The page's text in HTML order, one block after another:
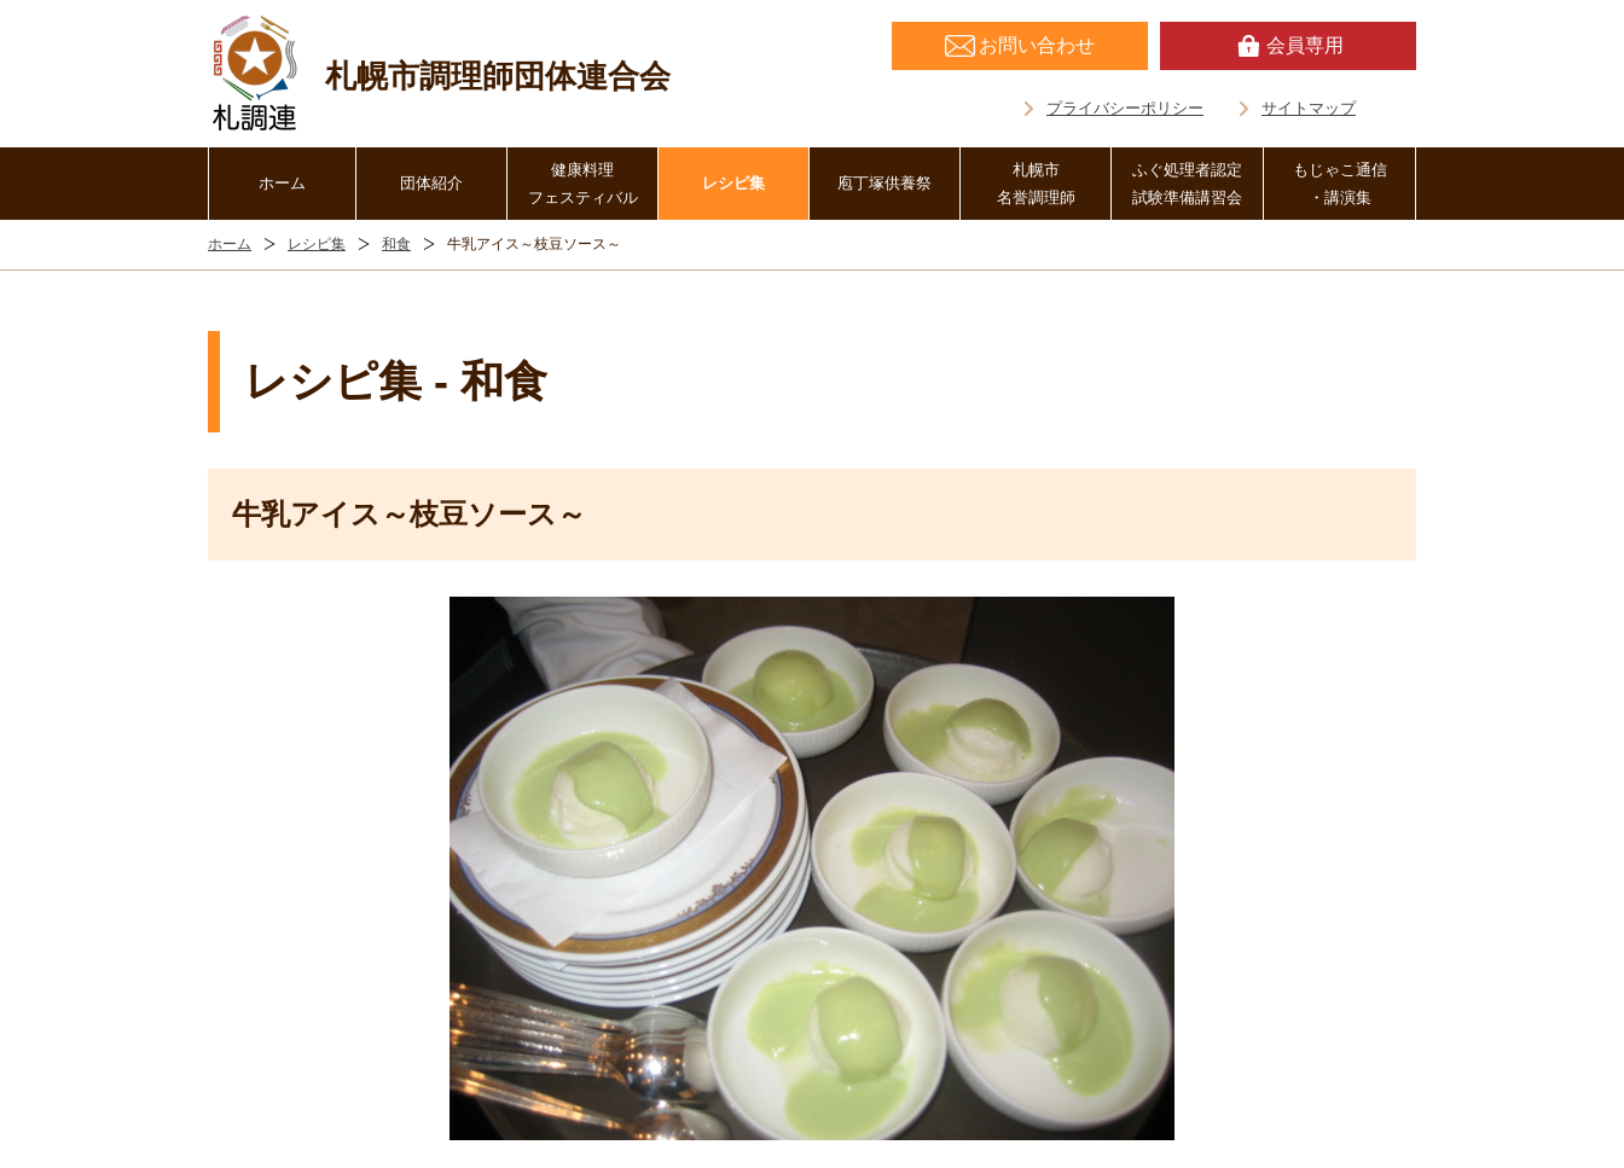
札幌市調理師団体連合会
会員専用
お問い合わせ
プライバシーポリシー サイトマップ
ホーム 団体紹介
健康料理
フェスティバル
レシピ集 庖丁塚供養祭
札幌市
名誉調理師
ふぐ処理者認定
試験準備講習会
もじゃこ通信
・講演集
ホーム レシピ集 和食 牛乳アイス～枝豆ソース～
レシピ集 - 和食
牛乳アイス～枝豆ソース～